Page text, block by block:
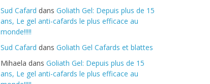
Sud Cafard dans Goliath Gel: Depuis plus de 15
ans, Le gel anti-cafards le plus efficace au
monde!!!!!
Sud Cafard dans Goliath Gel Cafards et blattes
Mihaela dans Goliath Gel: Depuis plus de 15
ans, Le gel anti-cafards le plus efficace au